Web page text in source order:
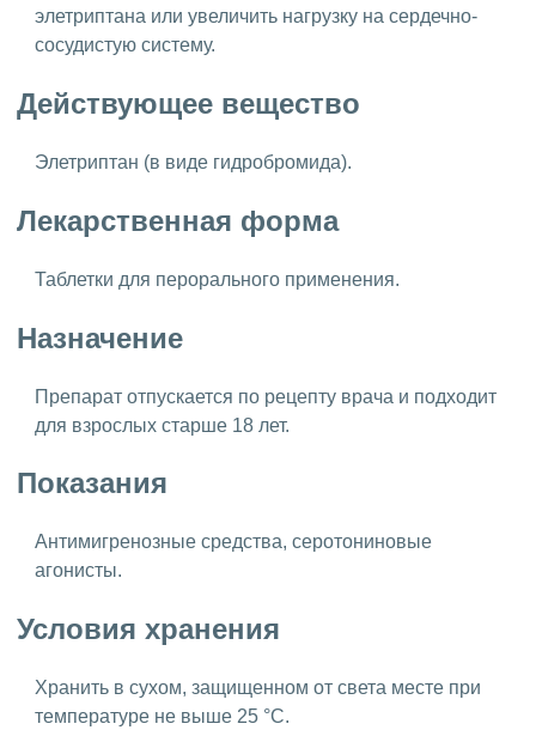
элетриптана или увеличить нагрузку на сердечно-
сосудистую систему.
Действующее вещество
Элетриптан (в виде гидробромида).
Лекарственная форма
Таблетки для перорального применения.
Назначение
Препарат отпускается по рецепту врача и подходит
для взрослых старше 18 лет.
Показания
Антимигренозные средства, серотониновые
агонисты.
Условия хранения
Хранить в сухом, защищенном от света месте при
температуре не выше 25 °C.